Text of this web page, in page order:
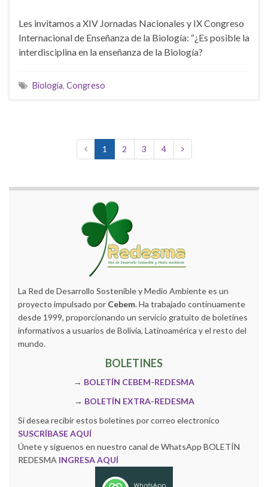
Les invitamos a XIV Jornadas Nacionales y IX Congreso
Internacional de Enseñanza de la Biología: “¿Es posible la
interdisciplina en la enseñanza de la Biología?
Biología, Congreso
1 2 3 4
La Red de Desarrollo Sostenible y Medio Ambiente es un
proyecto impulsado por Cebem. Ha trabajado continuamente
desde 1999, proporcionando un servicio gratuito de boletines
informativos a usuarios de Bolivia, Latinoamérica y el resto del
mundo.
BOLETINES
→ BOLETÍN CEBEM-REDESMA
→ BOLETÍN EXTRA-REDESMA
Si desea recibir estos boletines por correo electronico
SUSCRÍBASE AQUÍ
Únete y siguenos en nuestro canal de WhatsApp BOLETÍN
REDESMA INGRESA AQUÍ